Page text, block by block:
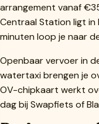
arrangement vanaf
Centraal Station ligt
minuten loop je naar
Openbaar vervoer in
watertaxi brengen je
OV-chipkaart werkt
dag bij Swapfiets of